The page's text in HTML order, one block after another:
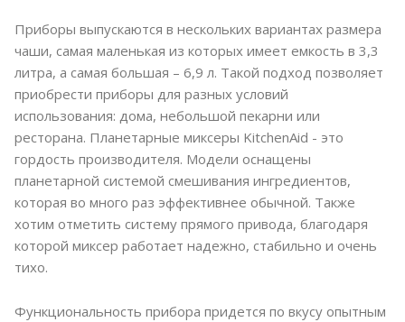
Приборы выпускаются в нескольких вариантах размера
чаши, самая маленькая из которых имеет емкость в 3,3
литра, а самая большая – 6,9 л. Такой подход позволяет
приобрести приборы для разных условий
использования: дома, небольшой пекарни или
ресторана. Планетарные миксеры KitchenAid - это
гордость производителя. Модели оснащены
планетарной системой смешивания ингредиентов,
которая во много раз эффективнее обычной. Также
хотим отметить систему прямого привода, благодаря
которой миксер работает надежно, стабильно и очень
тихо.
Функциональность прибора придется по вкусу опытным